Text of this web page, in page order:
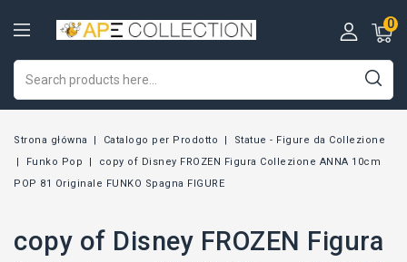
0
Strona główna Catalogo per Prodotto
Statue - Figure da Collezione
Funko Pop
copy of Disney FROZEN Figura Collezione ANNA 10cm
POP 81 Originale FUNKO Spagna FIGURE
copy of Disney FROZEN Figura